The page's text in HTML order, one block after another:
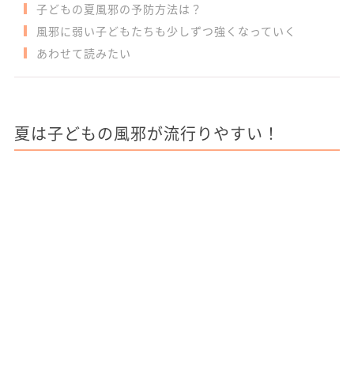
子どもの夏風邪の予防方法は？
風邪に弱い子どもたちも少しずつ強くなっていく
あわせて読みたい
夏は子どもの風邪が流行りやすい！